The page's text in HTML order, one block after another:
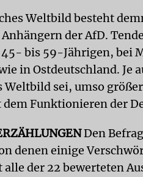
Weltbild besteht
der AfD.
bis 59-Jährigen, bei
in Ostdeutschland. Je
sei, umso
Funktionieren der
Den
denen einige
der 22 bewerteten